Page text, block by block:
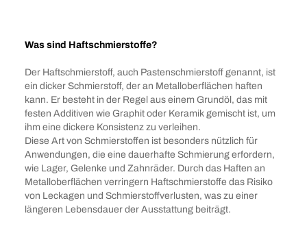
Was sind Haftschmierstoffe?
Der Haftschmierstoff, auch Pastenschmierstoff genannt, ist
ein dicker Schmierstoff, der an Metalloberflächen haften
kann. Er besteht in der Regel aus einem Grundöl, das mit
festen Additiven wie Graphit oder Keramik gemischt ist, um
ihm eine dickere Konsistenz zu verleihen.
Diese Art von Schmierstoffen ist besonders nützlich für
Anwendungen, die eine dauerhafte Schmierung erfordern,
wie Lager, Gelenke und Zahnräder. Durch das Haften an
Metalloberflächen verringern Haftschmierstoffe das Risiko
von Leckagen und Schmierstoffverlusten, was zu einer
längeren Lebensdauer der Ausstattung beiträgt.